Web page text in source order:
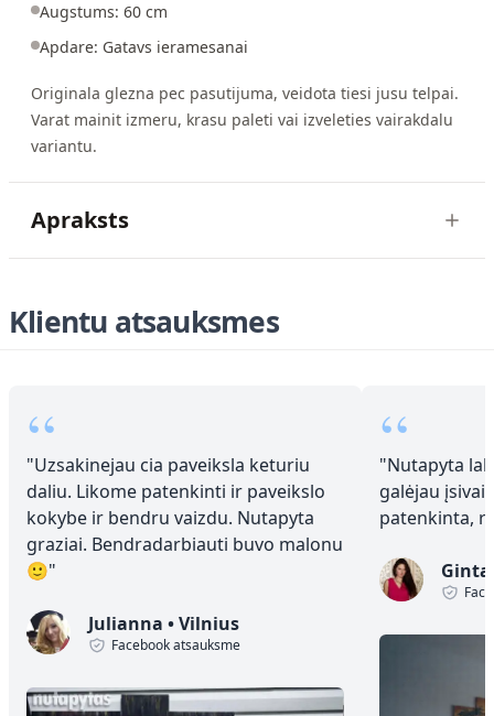
Augstums: 60 cm
Apdare: Gatavs ieramesanai
Originala glezna pec pasutijuma, veidota tiesi jusu telpai.
Varat mainit izmeru, krasu paleti vai izveleties vairakdalu
variantu.
Apraksts
Klientu atsauksmes
“
"Uzsakinejau cia paveiksla keturiu
daliu. Likome patenkinti ir paveikslo
kokybe ir bendru vaizdu. Nutapyta
graziai. Bendradarbiauti buvo malonu
🙂"
Julianna •Vilnius
Facebook atsauksme
“
"Nutapyta
galėjau
patenkinta,